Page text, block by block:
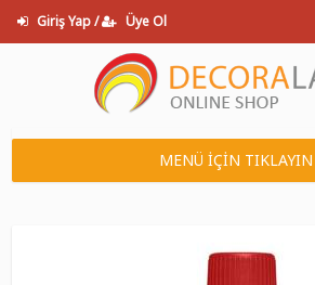
Giriş Yap / Üye Ol
MENÜ İÇİN TIKLAYIN